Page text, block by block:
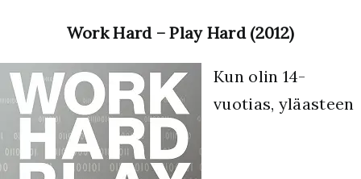
Work Hard – Play Hard (2012)
Kun olin 14-
vuotias, yläasteen